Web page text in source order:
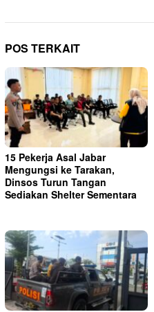
POS TERKAIT
15 Pekerja Asal Jabar
Mengungsi ke Tarakan,
Dinsos Turun Tangan
Sediakan Shelter Sementara